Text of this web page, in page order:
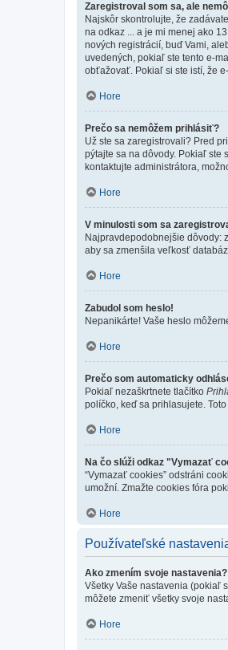
Zaregistroval som sa, ale
Najskôr skontrolujte, že
na odkaz ... a je mi menej ako
nových registrácií, buď Vami,
uvedených, pokiaľ ste tento e-
obťažovať. Pokiaľ si ste istí, že
Hore
Prečo sa nemôžem prihlásiť?
Už ste sa zaregistrovali? Pred
pýtajte sa na dôvody. Pokiaľ ste
kontaktujte administrátora,
Hore
V minulosti som sa
Najpravdepodobnejšie dôvody:
aby sa zmenšila veľkosť
Hore
Zabudol som heslo!
Nepanikárte! Vaše heslo
Hore
Prečo som automaticky
Pokiaľ nezaškrtnete tlačítko
políčko, keď sa prihlasujete.
Hore
Na čo slúži odkaz "Vymazať
“Vymazať cookies” odstráni
umožní. Zmažte cookies fóra
Hore
Používateľské
Ako zmením svoje nastavenia?
Všetky Vaše nastavenia (pokiaľ
môžete zmeniť všetky svoje
Hore